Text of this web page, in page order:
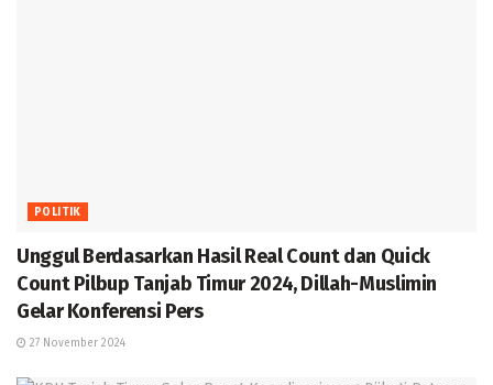
POLITIK
Unggul Berdasarkan Hasil Real Count dan Quick
Count Pilbup Tanjab Timur 2024, Dillah-Muslimin
Gelar Konferensi Pers
27 November 2024